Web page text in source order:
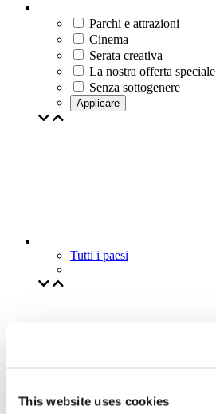
This website uses cookies
Parchi e attrazioni
Cinema
Serata creativa
La nostra offerta speciale
Senza sottogenere
Applicare
Tutti i paesi